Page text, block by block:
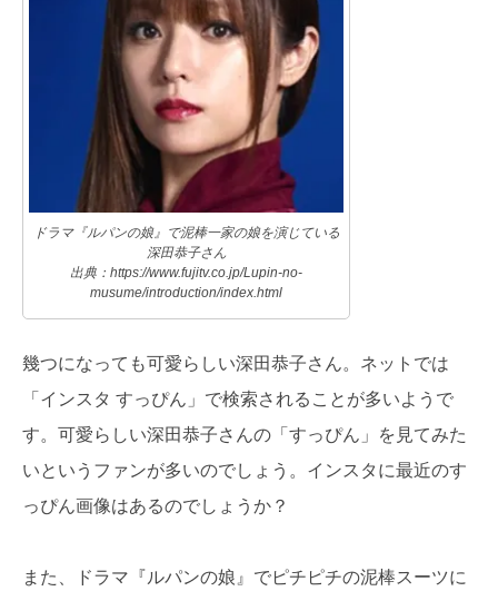
ドラマ『ルパンの娘』で泥棒一家の娘を演じている
深田恭子さん
出典：https://www.fujitv.co.jp/Lupin-no-
musume/introduction/index.html
幾つになっても可愛らしい深田恭子さん。ネットでは
「インスタ すっぴん」で検索されることが多いようで
す。可愛らしい深田恭子さんの「すっぴん」を見てみた
いというファンが多いのでしょう。インスタに最近のす
っぴん画像はあるのでしょうか？
また、ドラマ『ルパンの娘』でピチピチの泥棒スーツに